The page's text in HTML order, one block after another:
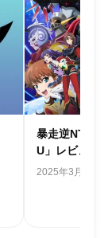
暴走逆NTR全
U」レビュー
2025年3月9日